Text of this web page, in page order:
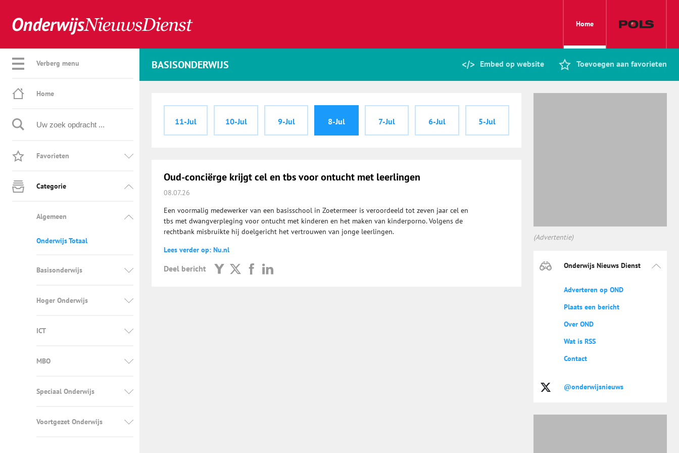
Home
Verberg menu
Home
Favorieten
Categorie
Algemeen
Onderwijs Totaal
Basisonderwijs
Hoger Onderwijs
ICT
MBO
Speciaal Onderwijs
Voortgezet Onderwijs
BASISONDERWIJS Embed op website Toevoegen aan favorieten
11-Jul 10-Jul 9-Jul 8-Jul 7-Jul 6-Jul 5-Jul
Oud-conciërge krijgt cel en tbs voor ontucht met leerlingen
08.07.26
Een voormalig medewerker van een basisschool in Zoetermeer is veroordeeld tot zeven jaar cel en
tbs met dwangverpleging voor ontucht met kinderen en het maken van kinderporno. Volgens de
rechtbank misbruikte hij doelgericht het vertrouwen van jonge leerlingen.
Lees verder op: Nu.nl
Deel bericht
(Advertentie)
Onderwijs Nieuws Dienst
Adverteren op OND
Plaats een bericht
Over OND
Wat is RSS
Contact
@onderwijsnieuws